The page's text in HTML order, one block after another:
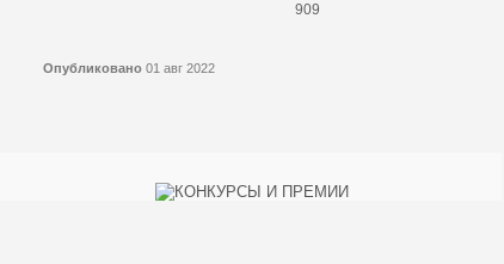
909
Опубликовано 01 авг 2022